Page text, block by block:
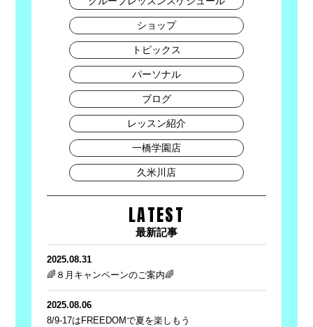
ショップ
トピックス
パーソナル
ブログ
レッスン紹介
一橋学園店
久米川店
LATEST
最新記事
2025.08.31
🌈８月キャンペーンのご案内🌈
2025.08.06
8/9-17はFREEDOMで夏を楽しもう